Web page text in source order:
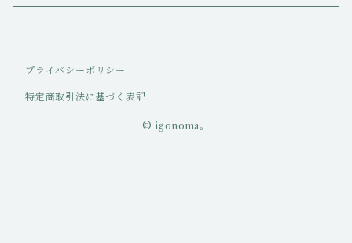
パーカー・スエット
プライバシーポリシー
特定商取引法に基づく表記
© igonoma。